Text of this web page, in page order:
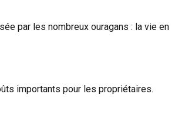
par les nombreux ouragans : la vie en
importants pour les propriétaires.